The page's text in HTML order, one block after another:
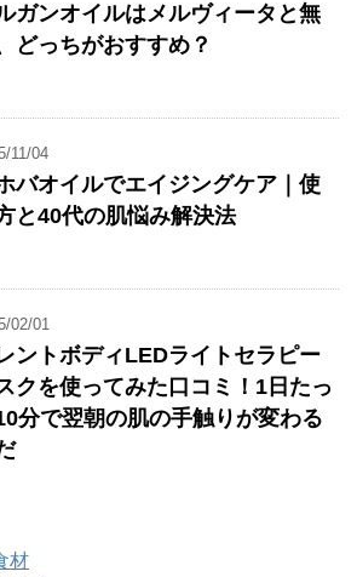
ガンオイルはメルヴィータと無
どっちがおすすめ？
11/04
バオイルでエイジングケア｜使
と40代の肌悩み解決法
02/01
ントボディLEDライトセラピー
クを使ってみた口コミ！1日たっ
分で翌朝の肌の手触りが変わる
材